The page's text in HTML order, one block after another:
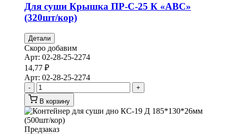
Для суши Крышка ПР-С-25 К «АВС»
(320шт/кор)
Детали
Скоро добавим
Арт: 02-28-25-2274
14,77 ₽
Арт: 02-28-25-2274
-
+
В корзину
Предзаказ